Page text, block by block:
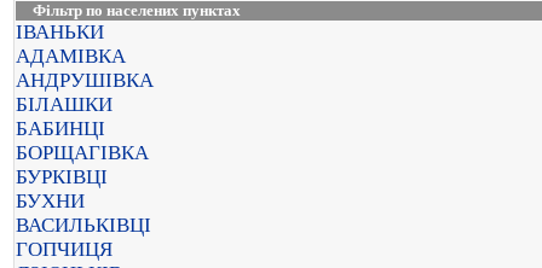
Фільтр по населених пунктах
ІВАНЬКИ
АДАМІВКА
АНДРУШІВКА
БІЛАШКИ
БАБИНЦІ
БОРЩАГІВКА
БУРКІВЦІ
БУХНИ
ВАСИЛЬКІВЦІ
ГОПЧИЦЯ